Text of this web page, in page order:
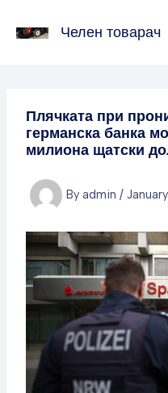
Челен товарач
Плячката при
германска банка
милиона щатски
By admin /